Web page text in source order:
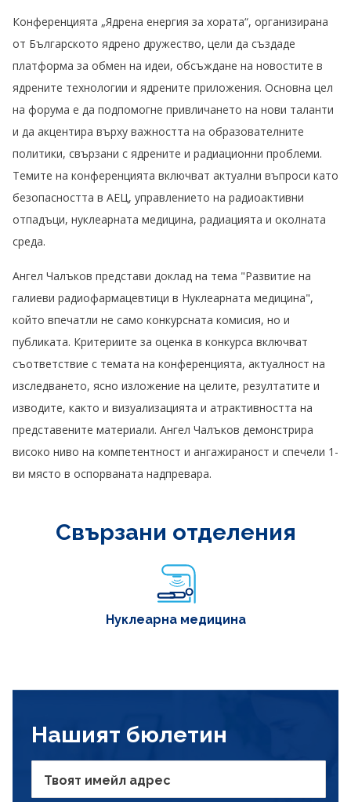
Конференцията „Ядрена енергия за хората“, организирана
от Българското ядрено дружество, цели да създаде
платформа за обмен на идеи, обсъждане на новостите в
ядрените технологии и ядрените приложения. Основна цел
на форума е да подпомогне привличането на нови таланти
и да акцентира върху важността на образователните
политики, свързани с ядрените и радиационни проблеми.
Темите на конференцията включват актуални въпроси като
безопасността в АЕЦ, управлението на радиоактивни
отпадъци, нуклеарната медицина, радиацията и околната
среда.
Ангел Чалъков представи доклад на тема "Развитие на
галиеви радиофармацевтици в Нуклеарната медицина",
който впечатли не само конкурсната комисия, но и
публиката. Критериите за оценка в конкурса включват
съответствие с темата на конференцията, актуалност на
изследването, ясно изложение на целите, резултатите и
изводите, както и визуализацията и атрактивността на
представените материали. Ангел Чалъков демонстрира
високо ниво на компетентност и ангажираност и спечели 1-
ви място в оспорваната надпревара.
Свързани отделения
Нуклеарна медицина
Нашият бюлетин
Твоят имейл адрес